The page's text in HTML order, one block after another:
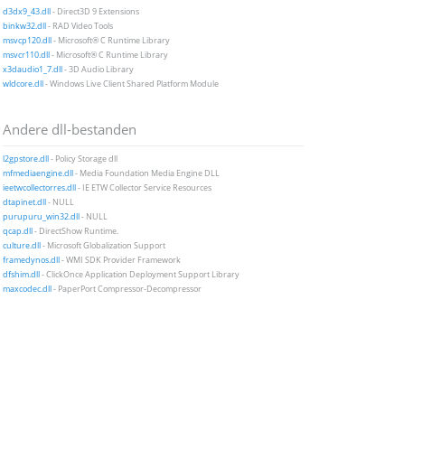
d3dx9_43.dll- Direct3D 9 Extensions
binkw32.dll- RAD Video Tools
msvcp120.dll- Microsoft® C Runtime Library
msvcr110.dll- Microsoft® C Runtime Library
x3daudio1_7.dll- 3D Audio Library
wldcore.dll- Windows Live Client Shared Platform Module
Andere dll-bestanden
l2gpstore.dll- Policy Storage dll
mfmediaengine.dll- Media Foundation Media Engine DLL
ieetwcollectorres.dll- IE ETW Collector Service Resources
dtapinet.dll- NULL
purupuru_win32.dll- NULL
qcap.dll- DirectShow Runtime.
culture.dll- Microsoft Globalization Support
framedynos.dll- WMI SDK Provider Framework
dfshim.dll- ClickOnce Application Deployment Support Library
maxcodec.dll- PaperPort Compressor-Decompressor